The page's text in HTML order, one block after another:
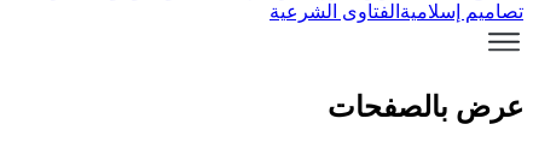
تصاميم إسلامية الفتاوى الشرعية
عرض بالصفحات